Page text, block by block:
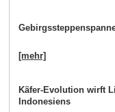
[mehr]
Käfer-Evolution wirft
Indonesiens